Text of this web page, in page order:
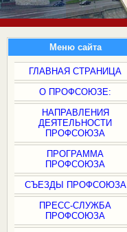
Меню сайта
ГЛАВНАЯ СТРАНИЦА
О ПРОФСОЮЗЕ:
НАПРАВЛЕНИЯ
ДЕЯТЕЛЬНОСТИ
ПРОФСОЮЗА
ПРОГРАММА
ПРОФСОЮЗА
СЪЕЗДЫ ПРОФСОЮЗА
ПРЕСС-СЛУЖБА
ПРОФСОЮЗА